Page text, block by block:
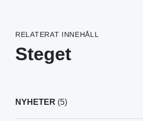
RELATERAT INNEHÅLL
Steget
NYHETER (5)